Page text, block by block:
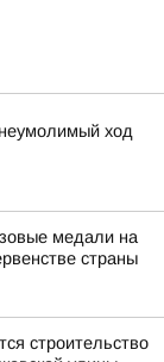
ход
медали на
страны
строительство